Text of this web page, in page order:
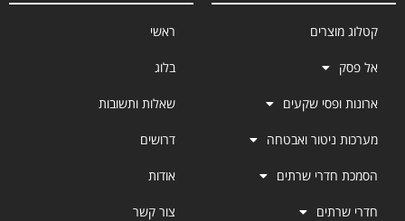
קטלוג מוצרים
אל פסק
ארונות ופסי שקעים
מערכות ניטור ואבטחה
הסמכת חדרי שרתים
חדרי שרתים
ראשי
בלוג
שאלות ותשובות
דרושים
אודות
צור קשר